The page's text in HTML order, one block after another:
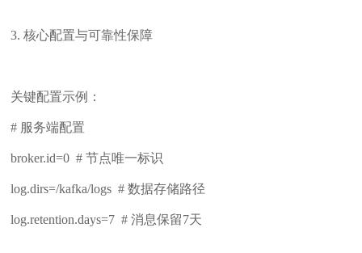
3. 核心配置与可靠性保障
关键配置示例：
# 服务端配置
broker.id=0 # 节点唯一标识
log.dirs=/kafka/logs # 数据存储路径
log.retention.days=7 # 消息保留7天